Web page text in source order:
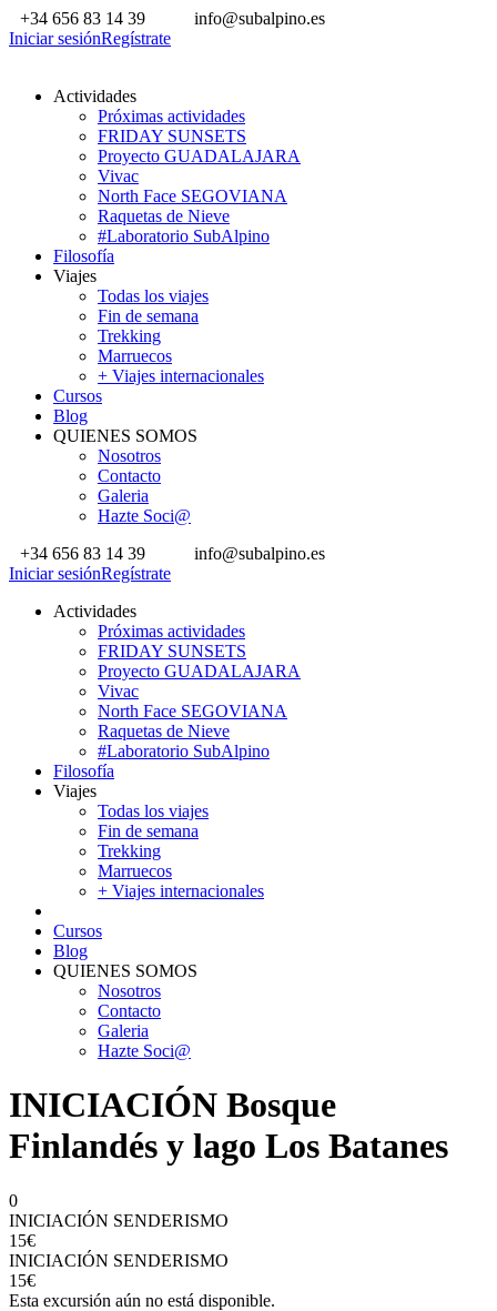
+34 656 83 14 39
info@subalpino.es
Iniciar sesiónRegístrate
Actividades
Próximas actividades
FRIDAY SUNSETS
Proyecto GUADALAJARA
Vivac
North Face SEGOVIANA
Raquetas de Nieve
#Laboratorio SubAlpino
Filosofía
Viajes
Todas los viajes
Fin de semana
Trekking
Marruecos
+ Viajes internacionales
Cursos
Blog
QUIENES SOMOS
Nosotros
Contacto
Galeria
Hazte Soci@
+34 656 83 14 39
info@subalpino.es
Iniciar sesiónRegístrate
Actividades
Próximas actividades
FRIDAY SUNSETS
Proyecto GUADALAJARA
Vivac
North Face SEGOVIANA
Raquetas de Nieve
#Laboratorio SubAlpino
Filosofía
Viajes
Todas los viajes
Fin de semana
Trekking
Marruecos
+ Viajes internacionales
Cursos
Blog
QUIENES SOMOS
Nosotros
Contacto
Galeria
Hazte Soci@
INICIACIÓN Bosque
Finlandés y lago Los Batanes
0
INICIACIÓN SENDERISMO
15€
INICIACIÓN SENDERISMO
15€
Esta excursión aún no está disponible.